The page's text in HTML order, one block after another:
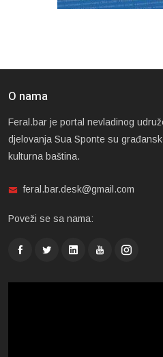
O nama
Feral.bar je portal nevladinog
djelovanja Sua Sponte su
kulturna baština.
feral.bar.desk@gmail.com
Poveži se sa nama: